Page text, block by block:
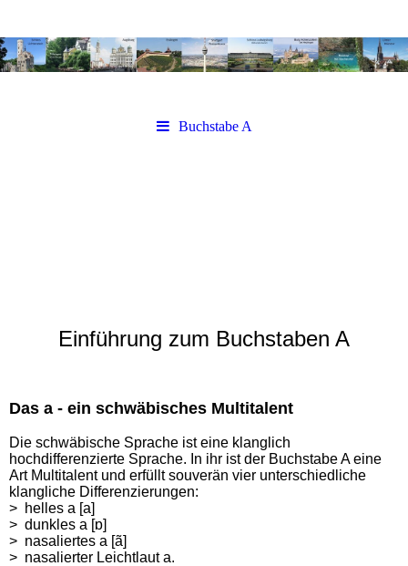
Buchstabe A
Einführung zum Buchstaben A
Das a - ein schwäbisches Multitalent
Die schwäbische Sprache ist eine klanglich
hochdifferenzierte Sprache. In ihr ist der Buchstabe A eine
Art Multitalent und erfüllt souverän vier unterschiedliche
klangliche Differenzierungen:
> helles a [a]
> dunkles a [ɒ]
> nasaliertes a [ã]
> nasalierter Leichtlaut a.